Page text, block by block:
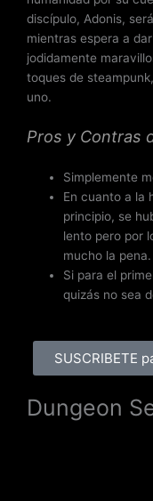
discípulo, Adonis,
mientras espera a
jodidamente
toques de
uno.
Pros y Contras
Simplemente
En cuanto a la
principio, se
lento pero por
mucho la pena.
Si para el
quizás no sea
SUSCRIBETE
Dungeon